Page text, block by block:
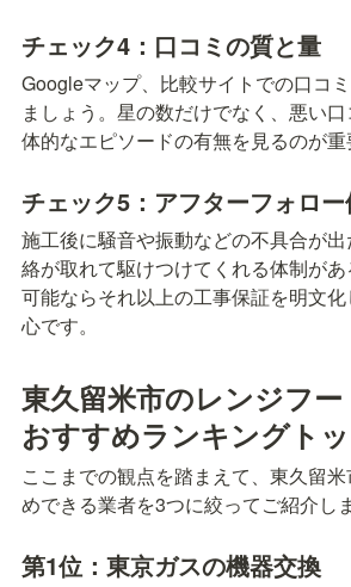
チェック4：口コミの質と量
Googleマップ、比較サイトでの口コ
ましょう。星の数だけでなく、悪い
体的なエピソードの有無を見るのが重
チェック5：アフターフォロ
施工後に騒音や振動などの不具合が
絡が取れて駆けつけてくれる体制があ
可能ならそれ以上の工事保証を明文
心です。
東久留米市のレンジフ
おすすめランキングト
ここまでの観点を踏まえて、東久留
めできる業者を3つに絞ってご紹介しま
第1位：東京ガスの機器交換